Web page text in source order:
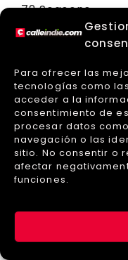
Para ofrecer las
tecnologías como
acceder a la
consentimiento de
procesar datos
navegación o las
sitio. No consentir o
afectar
funciones.
72 Seasons
Metallica
In Times New
Queens Of The
Best
Alternativa
Para nuevas
solitario, dúo/
GANADOR: